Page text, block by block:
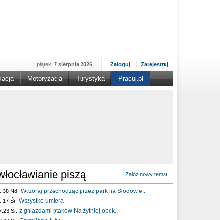
Zaloguj Zarejestruj
piątek, 7 sierpnia 2026
Motoryzacja Turystyka Pracuj.pl
piszą Załóż nowy temat
Nd. Wczoraj przechodząc przez park na Słodowie..
Śr. Wszystko umiera
Śr. z gniazdami ptaków Na żytniej obok..